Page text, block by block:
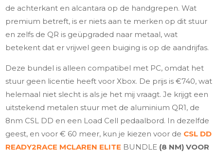
de achterkant en alcantara op de handgrepen. Wat
premium betreft, is er niets aan te merken op dit stuur
en zelfs de QR is geüpgraded naar metaal, wat
betekent dat er vrijwel geen buiging is op de aandrijfas.
Deze bundel is alleen compatibel met PC, omdat het
stuur geen licentie heeft voor Xbox. De prijs is €740, wat
helemaal niet slecht is als je het mij vraagt. Je krijgt een
uitstekend metalen stuur met de aluminium QR1, de
8nm CSL DD en een Load Cell pedaalbord. In dezelfde
geest, en voor € 60 meer, kun je kiezen voor de CSL DD
READY2RACE MCLAREN ELITE BUNDLE (8 NM) VOOR